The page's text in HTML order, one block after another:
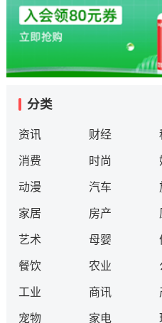
分类
资讯 财经
消费 时尚
动漫 汽车
家居 房产
艺术 母婴
餐饮 农业
工业 商讯
宠物 家电